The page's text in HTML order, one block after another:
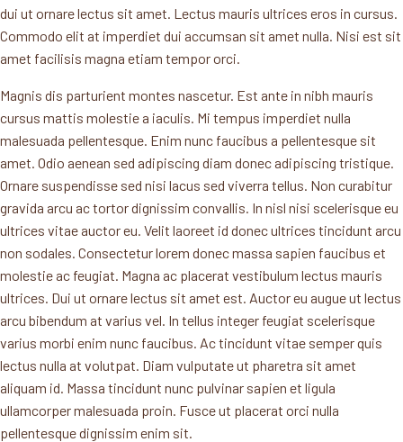
dui ut ornare lectus sit amet. Lectus mauris ultrices eros in cursus.
Commodo elit at imperdiet dui accumsan sit amet nulla. Nisi est sit
amet facilisis magna etiam tempor orci.
Magnis dis parturient montes nascetur. Est ante in nibh mauris
cursus mattis molestie a iaculis. Mi tempus imperdiet nulla
malesuada pellentesque. Enim nunc faucibus a pellentesque sit
amet. Odio aenean sed adipiscing diam donec adipiscing tristique.
Ornare suspendisse sed nisi lacus sed viverra tellus. Non curabitur
gravida arcu ac tortor dignissim convallis. In nisl nisi scelerisque eu
ultrices vitae auctor eu. Velit laoreet id donec ultrices tincidunt arcu
non sodales. Consectetur lorem donec massa sapien faucibus et
molestie ac feugiat. Magna ac placerat vestibulum lectus mauris
ultrices. Dui ut ornare lectus sit amet est. Auctor eu augue ut lectus
arcu bibendum at varius vel. In tellus integer feugiat scelerisque
varius morbi enim nunc faucibus. Ac tincidunt vitae semper quis
lectus nulla at volutpat. Diam vulputate ut pharetra sit amet
aliquam id. Massa tincidunt nunc pulvinar sapien et ligula
ullamcorper malesuada proin. Fusce ut placerat orci nulla
pellentesque dignissim enim sit.